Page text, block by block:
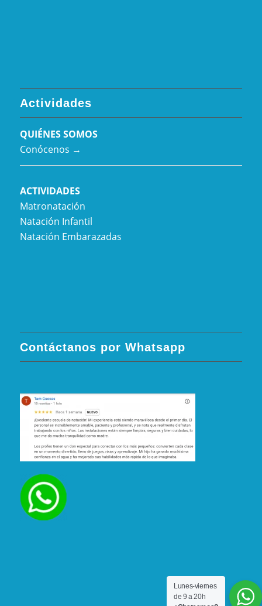
Actividades
QUIÉNES SOMOS
Conócenos →
ACTIVIDADES
Matronatación
Natación Infantil
Natación Embarazadas
Contáctanos por Whatsapp
Lunes-viernes
de 9 a 20h